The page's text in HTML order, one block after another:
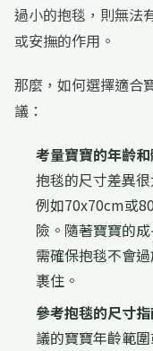
過小的抱毯，則無法
或安撫的作用。
那麼，如何選擇適合
議：
考量寶寶的年齡和
抱毯的尺寸差異
例如70x70cm或
險。隨著寶寶的
需確保抱毯不會
裹住。
參考抱毯的尺寸指
議的寶寶年齡範